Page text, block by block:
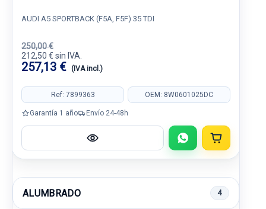
AUDI A5 SPORTBACK (F5A, F5F) 35 TDI
250,00 €
212,50 € sin IVA.
257,13 € (IVA incl.)
Ref: 7899363 OEM: 8W0601025DC
Garantía 1 año Envío 24-48h
ALUMBRADO 4